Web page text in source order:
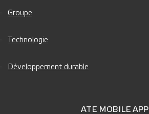
Groupe
Technologie
Développement durable
ATE MOBILE APP